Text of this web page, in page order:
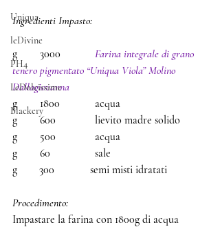
Uniqua
leDivine
PH4
LeDolcissime
Blackery
Ingredienti Impasto:
Farina integrale di grano
tenero pigmentato “Uniqua Viola” Molino
Dallagiovanna
g 	1800 		acqua
g 	600		lievito madre solido
g 	500 		acqua
g 	60		sale
g        300             semi misti idratati
Procedimento:
Impastare la farina con 1800g di acqua